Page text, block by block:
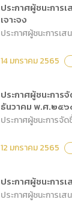
ประกาศผู้ชนะการ
เจาะจง
ประกาศผู้ชนะการเ
14 มกราคม 2565
ประกาศผู้ชนะกา
ธันวาคม พ.ศ.๒๕๖
ประกาศผู้ชนะการจั
12 มกราคม 2565
ประกาศผู้ชนะการ
ประกาศผู้ชนะการเ